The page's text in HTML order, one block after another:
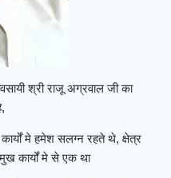
श्री राजू अग्रवाल जी का
मे हमेश सलग्न रहते थे, क्षेत्र
कार्यों मे से एक था